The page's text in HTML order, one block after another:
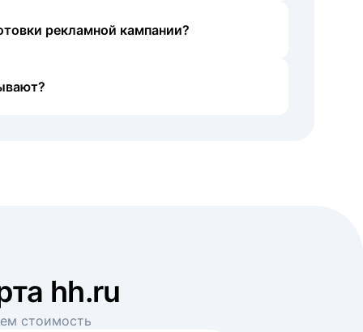
рекламной кампании?
hh.ru
стоимость